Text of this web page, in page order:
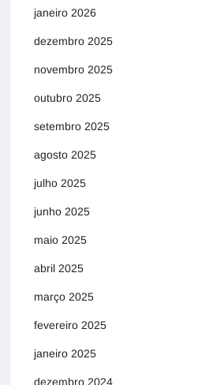
janeiro 2026
dezembro 2025
novembro 2025
outubro 2025
setembro 2025
agosto 2025
julho 2025
junho 2025
maio 2025
abril 2025
março 2025
fevereiro 2025
janeiro 2025
dezembro 2024